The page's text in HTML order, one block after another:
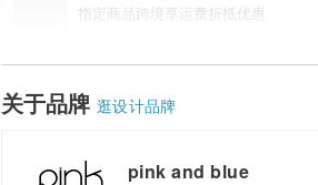
指定商品跨境享运费折抵优惠
关于品牌 逛设计品牌
pink and blue